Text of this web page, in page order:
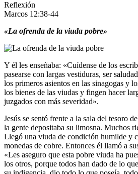
Reflexión
Marcos 12:38-44
«La ofrenda de la viuda pobre»
Y él les enseñaba: «Cuídense de los
pasearse con largas vestiduras, ser
los primeros asientos en las sinagogas y
los bienes de las viudas y fingen hacer
juzgados con más severidad».
Jesús se sentó frente a la sala del tesoro
la gente depositaba su limosna. Muchos
Llegó una viuda de condición humilde y
monedas de cobre. Entonces él llamó a
«Les aseguro que esta pobre viuda ha
los otros, porque todos han dado de lo